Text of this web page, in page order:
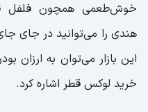
خوش‌طعمی همچون فلفل
هندی را می‌توانید در جای
این بازار می‌توان به ارزان
خرید لوکس قطر اشاره کرد.